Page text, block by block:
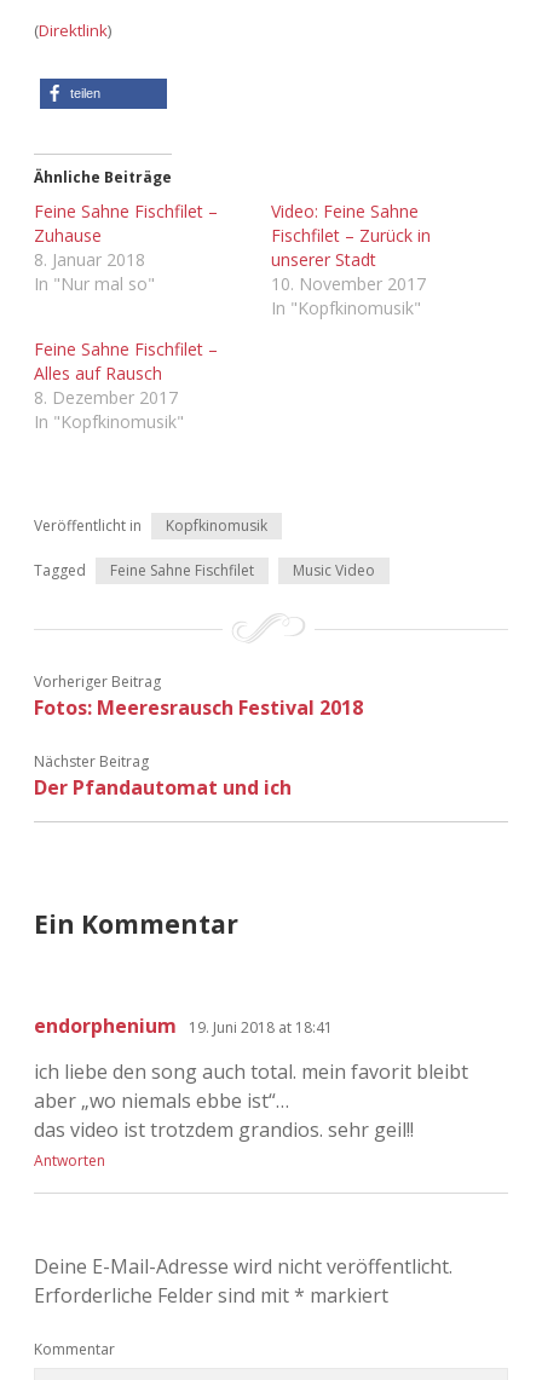
Adventskalender 2020
Adventskalender 2021
Adventskalender 2022
Adventskalender 2024
(Direktlink)
teilen
Ähnliche Beiträge
Feine Sahne Fischfilet –
Zuhause
8. Januar 2018
In "Nur mal so"
Video: Feine Sahne
Fischfilet – Zurück in
unserer Stadt
10. November 2017
In "Kopfkinomusik"
Feine Sahne Fischfilet –
Alles auf Rausch
8. Dezember 2017
In "Kopfkinomusik"
Veröffentlicht in Kopfkinomusik
Tagged Feine Sahne Fischfilet Music Video
Vorheriger Beitrag
Fotos: Meeresrausch Festival 2018
Nächster Beitrag
Der Pfandautomat und ich
Ein Kommentar
endorphenium 19. Juni 2018 at 18:41
ich liebe den song auch total. mein favorit bleibt
aber „wo niemals ebbe ist“…
das video ist trotzdem grandios. sehr geil!!
Antworten
Deine E-Mail-Adresse wird nicht veröffentlicht.
Erforderliche Felder sind mit* markiert
Kommentar